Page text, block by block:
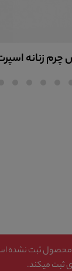
زنانه اسپرت کد
ثبت نشده
ثبت میکند.